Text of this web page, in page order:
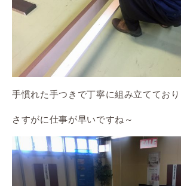
手慣れた手つきで丁寧に組み立てており
さすがに仕事が早いですね～